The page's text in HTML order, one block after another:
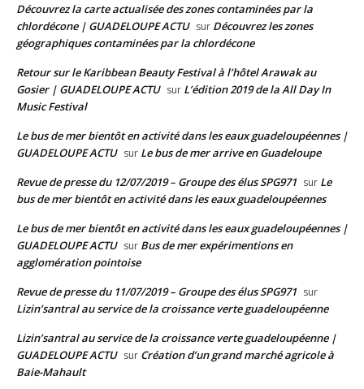
Découvrez la carte actualisée des zones contaminées par la
chlordécone | GUADELOUPE ACTU sur Découvrez les zones
géographiques contaminées par la chlordécone
Retour sur le Karibbean Beauty Festival à l’hôtel Arawak au
Gosier | GUADELOUPE ACTU sur L’édition 2019 de la All Day In
Music Festival
Le bus de mer bientôt en activité dans les eaux guadeloupéennes |
GUADELOUPE ACTU sur Le bus de mer arrive en Guadeloupe
Revue de presse du 12/07/2019 – Groupe des élus SPG971 sur Le
bus de mer bientôt en activité dans les eaux guadeloupéennes
Le bus de mer bientôt en activité dans les eaux guadeloupéennes |
GUADELOUPE ACTU sur Bus de mer expérimentions en
agglomération pointoise
Revue de presse du 11/07/2019 – Groupe des élus SPG971 sur
Lizin’santral au service de la croissance verte guadeloupéenne
Lizin’santral au service de la croissance verte guadeloupéenne |
GUADELOUPE ACTU sur Création d’un grand marché agricole à
Baie-Mahault